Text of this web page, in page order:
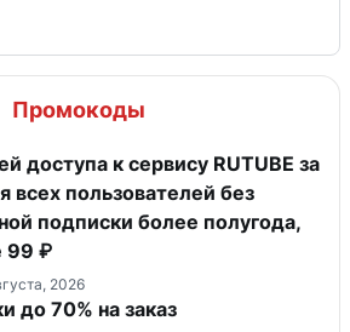
Промокоды
доступа к сервису RUTUBE за
всех пользователей без
подписки более полугода,
99 ₽
2026
до 70% на заказ